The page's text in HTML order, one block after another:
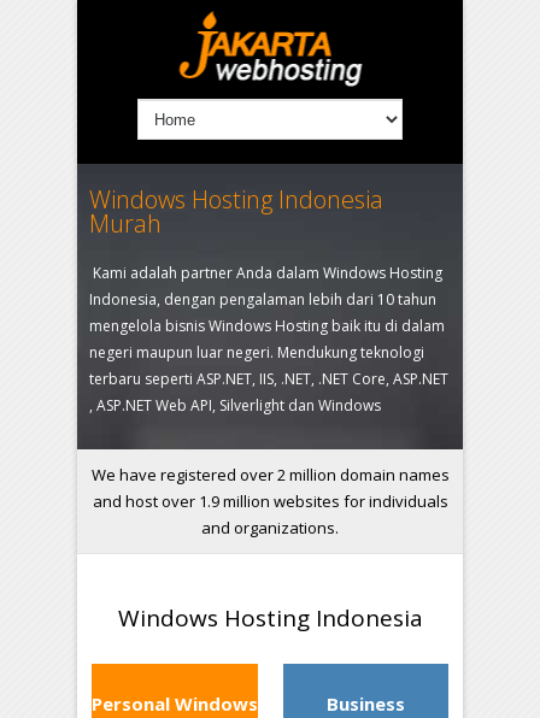
Windows Hosting Indonesia
Murah
Kami adalah partner Anda dalam Windows Hosting
Indonesia, dengan pengalaman lebih dari 10 tahun
mengelola bisnis Windows Hosting baik itu di dalam
negeri maupun luar negeri. Mendukung teknologi
terbaru seperti ASP.NET, IIS, .NET, .NET Core, ASP.NET
, ASP.NET Web API, Silverlight dan Windows
We have registered over 2 million domain names
and host over 1.9 million websites for individuals
and organizations.
Windows Hosting Indonesia
Personal Windows
Business